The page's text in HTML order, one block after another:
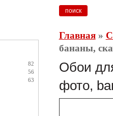
82
56
63
Главная»
бананы,
Обои
фото,